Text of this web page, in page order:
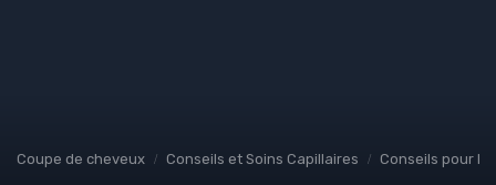
Coupe de cheveux Conseils et Soins Capillaires Conseils pour le